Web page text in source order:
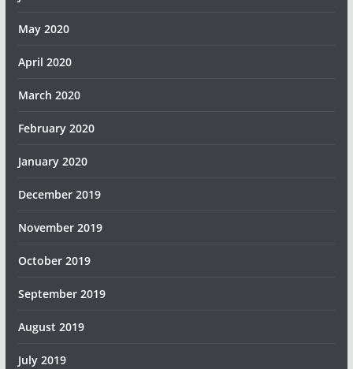
May 2020
April 2020
March 2020
February 2020
January 2020
December 2019
November 2019
October 2019
September 2019
August 2019
July 2019